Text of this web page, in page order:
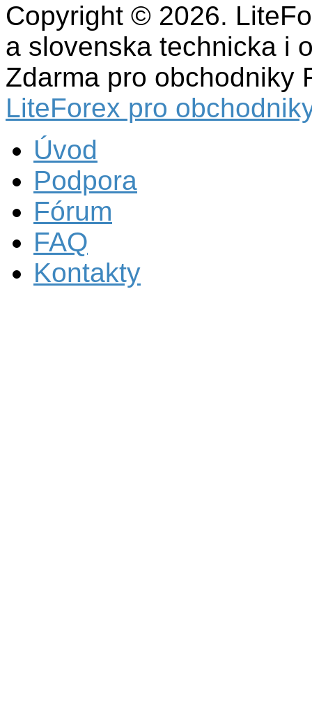
Copyright © 2026.
a slovenska technicka i
Zdarma pro obchodniky
LiteForex pro
Úvod
Podpora
Fórum
FAQ
Kontakty